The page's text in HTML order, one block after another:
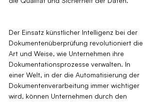
Der Einsatz künstlicher Intelligenz bei der
Dokumentenüberprüfung revolutioniert die
Art und Weise, wie Unternehmen ihre
Dokumentationsprozesse verwalten. In
einer Welt, in der die Automatisierung der
Dokumentenverarbeitung immer wichtiger
wird, können Unternehmen durch den